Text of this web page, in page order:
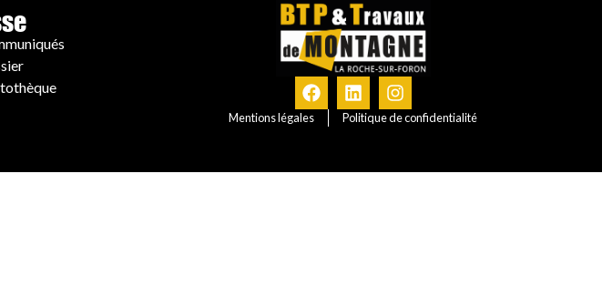
Mentions légales Politique de confidentialité